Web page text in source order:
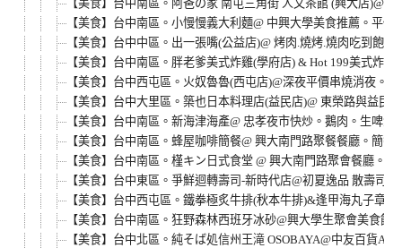
【美食】台中南區。阿爸の家 南屯三角街 人文茶館 (興大店)@
【美食】台中南區。小慢慢義大利麵@ 中興大學美食推薦。平
【美食】台中中區。出一張嘴(公益店)@ 烤肉.燒烤.燒肉吃到飽
【美食】台中南區。胖老爹美式炸雞(學府店) & Hot 199美式炸
【美食】台中西屯區。火奴魯魯(西屯店)@深夜平價串燒消夜。
【美食】台中大里區。築也日本料理店(益民店)@ 東榮路與益民
【美食】台中南區。新海津海產@ 忠孝夜市快炒。鵝肉。生啤
【美食】台中南區。蜂屋咖啡簡餐@ 興大南門路聚餐餐廳。簡
【美食】台中南區。槿キン日式食堂 @ 興大南門路聚會餐廳。
【美食】台中東區。爭鮮迴轉壽司-新時代店@初夏逸品 散壽司
【美食】台中西屯區。鐵拳極炙牛排(秋本牛排)&逢甲海丸子章
【美食】台中南區。狂野森林西班牙冰砂@興大學生聚會美食
【美食】台中北區。純そば処信州王滝 OSOBAYA@中友百貨